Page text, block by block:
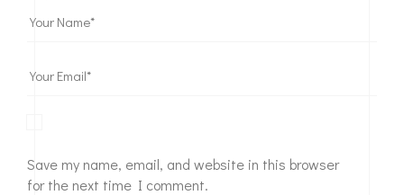
Save my name, email, and website in this browser
for the next time I comment.